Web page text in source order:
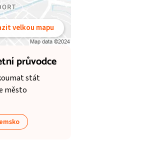
velkou mapu
průvodce
stát
město